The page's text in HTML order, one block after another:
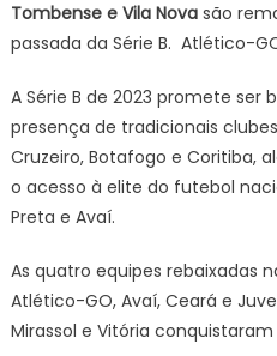
Tombense e Vila Novasão
passada da Série B. Atlético-
A Série B de 2023 promete
presença de tradicionais
Cruzeiro, Botafogo e Coritiba,
o acesso à elite do futebol
Preta e Avaí.
As quatro equipes rebaixadas
Atlético-GO, Avaí, Ceará e
Mirassol e Vitória